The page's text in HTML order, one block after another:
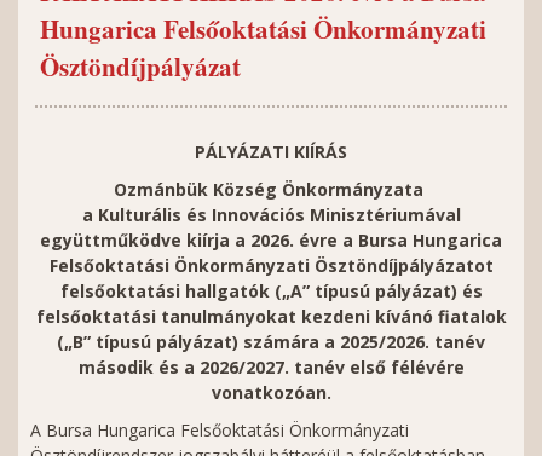
Hungarica Felsőoktatási Önkormányzati
Ösztöndíjpályázat
PÁLYÁZATI KIÍRÁS
Ozmánbük Község Önkormányzata
a Kulturális és Innovációs Minisztériumával
együttműködve kiírja a 2026. évre a Bursa Hungarica
Felsőoktatási Önkormányzati Ösztöndíjpályázatot
felsőoktatási hallgatók („A” típusú pályázat) és
felsőoktatási tanulmányokat kezdeni kívánó fiatalok
(„B” típusú pályázat) számára a 2025/2026. tanév
második és a 2026/2027. tanév első félévére
vonatkozóan.
A Bursa Hungarica Felsőoktatási Önkormányzati